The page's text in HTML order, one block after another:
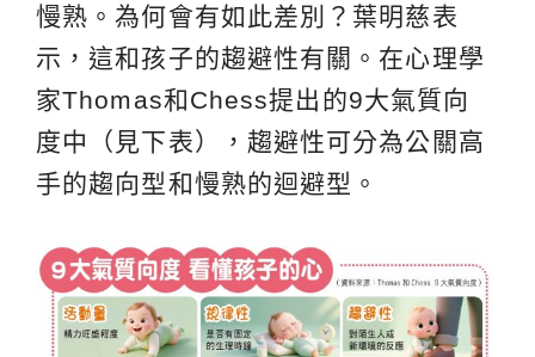
慢熟。為何會有如此差別？葉明慈表
示，這和孩子的趨避性有關。在心理學
家Thomas和Chess提出的9大氣質向
度中（見下表），趨避性可分為公關高
手的趨向型和慢熟的迴避型。